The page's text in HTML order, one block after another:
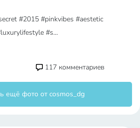
#2015 #pinkvibes #aestetic
#s…
117 комментариев
ещё фото от cosmos_dg